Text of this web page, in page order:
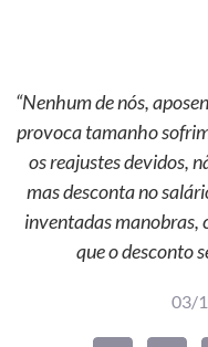
“Nenhum de nós,
provoca tamanho
os reajustes devidos,
mas desconta no
inventadas manobras,
que o desconto
03/